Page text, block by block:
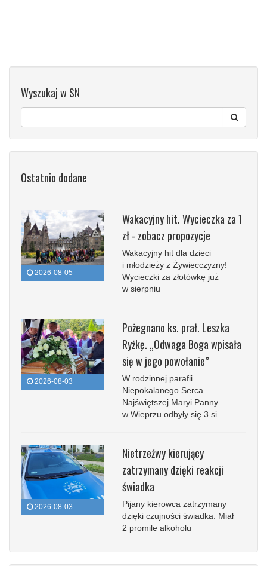
Wyszukaj w SN
Ostatnio dodane
2026-08-05
Wakacyjny hit. Wycieczka za 1
zł - zobacz propozycje
Wakacyjny hit dla dzieci
i młodzieży z Żywiecczyzny!
Wycieczki za złotówkę już
w sierpniu
2026-08-03
Pożegnano ks. prał. Leszka
Ryżkę. „Odwaga Boga wpisała
się w jego powołanie”
W rodzinnej parafii
Niepokalanego Serca
Najświętszej Maryi Panny
w Wieprzu odbyły się 3 si...
2026-08-03
Nietrzeźwy kierujący
zatrzymany dzięki reakcji
świadka
Pijany kierowca zatrzymany
dzięki czujności świadka. Miał
2 promile alkoholu